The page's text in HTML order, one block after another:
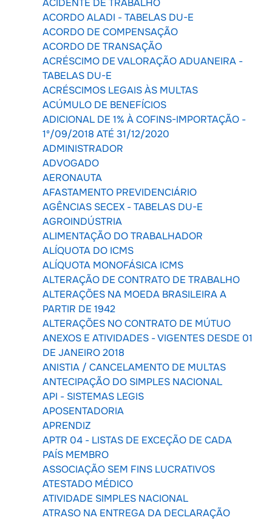
ACIDENTE DE TRABALHO
ACORDO ALADI - TABELAS DU-E
ACORDO DE COMPENSAÇÃO
ACORDO DE TRANSAÇÃO
ACRÉSCIMO DE VALORAÇÃO ADUANEIRA -
TABELAS DU-E
ACRÉSCIMOS LEGAIS ÀS MULTAS
ACÚMULO DE BENEFÍCIOS
ADICIONAL DE 1% À COFINS-IMPORTAÇÃO -
1º/09/2018 ATÉ 31/12/2020
ADMINISTRADOR
ADVOGADO
AERONAUTA
AFASTAMENTO PREVIDENCIÁRIO
AGÊNCIAS SECEX - TABELAS DU-E
AGROINDÚSTRIA
ALIMENTAÇÃO DO TRABALHADOR
ALÍQUOTA DO ICMS
ALÍQUOTA MONOFÁSICA ICMS
ALTERAÇÃO DE CONTRATO DE TRABALHO
ALTERAÇÕES NA MOEDA BRASILEIRA A
PARTIR DE 1942
ALTERAÇÕES NO CONTRATO DE MÚTUO
ANEXOS E ATIVIDADES - VIGENTES DESDE 01
DE JANEIRO 2018
ANISTIA / CANCELAMENTO DE MULTAS
ANTECIPAÇÃO DO SIMPLES NACIONAL
API - SISTEMAS LEGIS
APOSENTADORIA
APRENDIZ
APTR 04 - LISTAS DE EXCEÇÃO DE CADA
PAÍS MEMBRO
ASSOCIAÇÃO SEM FINS LUCRATIVOS
ATESTADO MÉDICO
ATIVIDADE SIMPLES NACIONAL
ATRASO NA ENTREGA DA DECLARAÇÃO